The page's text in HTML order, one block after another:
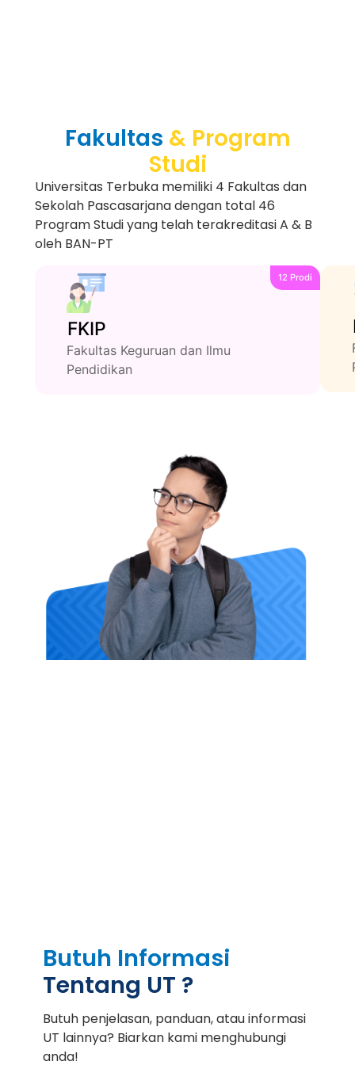
Fakultas & Program
Studi
Universitas Terbuka memiliki 4 Fakultas dan
Sekolah Pascasarjana dengan total 46
Program Studi yang telah terakreditasi A & B
oleh BAN-PT
FKIP
Fakultas Keguruan dan Ilmu
Pendidikan
12 Prodi
Butuh Informasi
Tentang UT ?
Butuh penjelasan, panduan, atau informasi
UT lainnya? Biarkan kami menghubungi
anda!